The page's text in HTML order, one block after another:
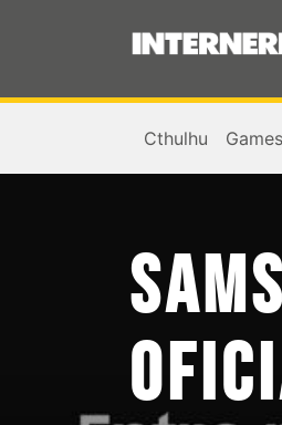
Cthulhu Games